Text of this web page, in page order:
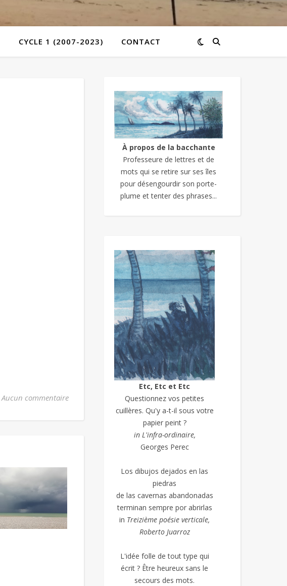
CYCLE 1 (2007-2023) CONTACT
Aucun commentaire
À propos de la bacchante
Professeure de lettres et de
mots qui se retire sur ses îles
pour désengourdir son porte-
plume et tenter des phrases...
Etc, Etc et Etc
Questionnez vos petites
cuillères. Qu'y a-t-il sous votre
papier peint ?
in L'infra-ordinaire,
Georges Perec
Los dibujos dejados en las
piedras
de las cavernas abandonadas
terminan sempre por abrirlas
in Treizième poésie verticale,
Roberto Juarroz
L'idée folle de tout type qui
écrit ? Être heureux sans le
secours des mots.